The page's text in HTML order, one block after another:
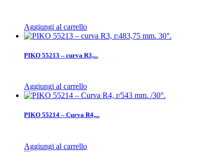
Aggiungi al carrello
PIKO 55213 – curva R3,...
Aggiungi al carrello
PIKO 55214 – Curva R4,...
Aggiungi al carrello